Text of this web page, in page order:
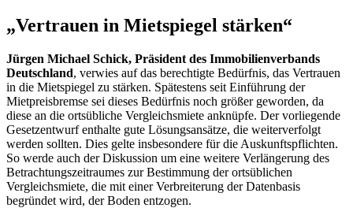
„Vertrauen in Mietspiegel stärken“
Jürgen Michael Schick, Präsident des Immobilienverbands
Deutschland, verwies auf das berechtigte Bedürfnis, das Vertrauen
in die Mietspiegel zu stärken. Spätestens seit Einführung der
Mietpreisbremse sei dieses Bedürfnis noch größer geworden, da
diese an die ortsübliche Vergleichsmiete anknüpfe. Der vorliegende
Gesetzentwurf enthalte gute Lösungsansätze, die weiterverfolgt
werden sollten. Dies gelte insbesondere für die Auskunftspflichten.
So werde auch der Diskussion um eine weitere Verlängerung des
Betrachtungszeitraumes zur Bestimmung der ortsüblichen
Vergleichsmiete, die mit einer Verbreiterung der Datenbasis
begründet wird, der Boden entzogen.